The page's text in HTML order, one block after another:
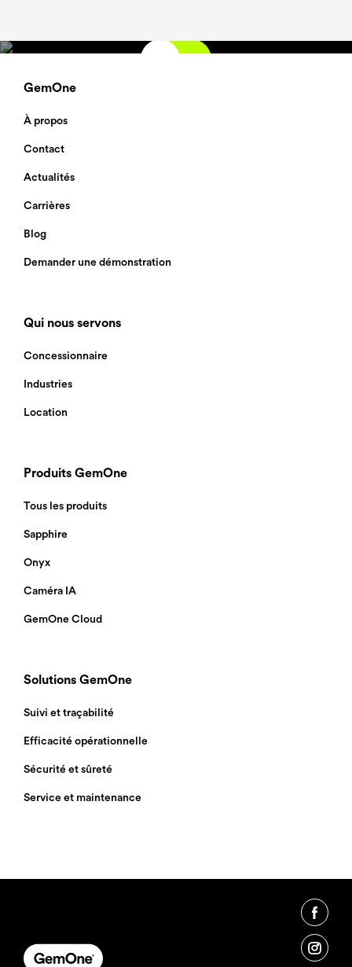
GemOne
À propos
Contact
Actualités
Carrières
Blog
Demander une démonstration
Qui nous servons
Concessionnaire
Industries
Location
Produits GemOne
Tous les produits
Sapphire
Onyx
Caméra IA
GemOne Cloud
Solutions GemOne
Suivi et traçabilité
Efficacité opérationnelle
Sécurité et sûreté
Service et maintenance